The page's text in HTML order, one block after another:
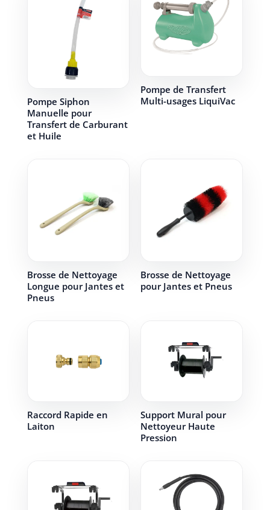
Pompe Siphon
Manuelle pour
Transfert de Carburant
et Huile
Pompe de Transfert
Multi-usages LiquiVac
Brosse de Nettoyage
Longue pour Jantes et
Pneus
Brosse de Nettoyage
pour Jantes et Pneus
Raccord Rapide en
Laiton
Support Mural pour
Nettoyeur Haute
Pression